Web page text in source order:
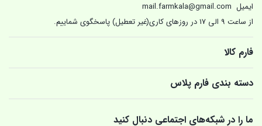
ایمیل mail.farmkala@gmail.com
از ساعت 9 الی 17 در روزهای کاری(غیر تعطیل) پاسخگوی شماییم.
فارم کالا
دسته بندی فارم پلاس
ما را در شبکه‌های اجتماعی دنبال کنید